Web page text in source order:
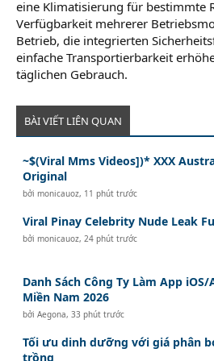
eine Klimatisierung für bestimmte
Verfügbarkeit mehrerer
Betrieb, die integrierten
einfache Transportierbarkeit
täglichen Gebrauch.
BÀI VIẾT LIÊN QUAN
~$(Viral Mms Videos])* XXX
Original
bởimonicauoz, 11 phút trước
Viral Pinay Celebrity Nude Leak
bởimonicauoz,24 phút trước
Danh Sách Công Ty Làm App
Miền Nam 2026
bởiAegona,33 phút trước
Tối ưu dinh dưỡng với giá phân
trồng